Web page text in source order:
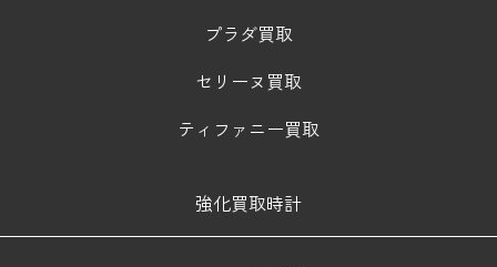
プラダ買取
セリーヌ買取
ティファニー買取
強化買取時計